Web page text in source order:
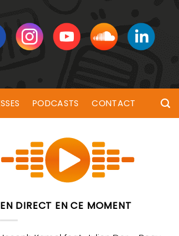
PODCASTS CONTACT
EN DIRECT EN CE MOMENT